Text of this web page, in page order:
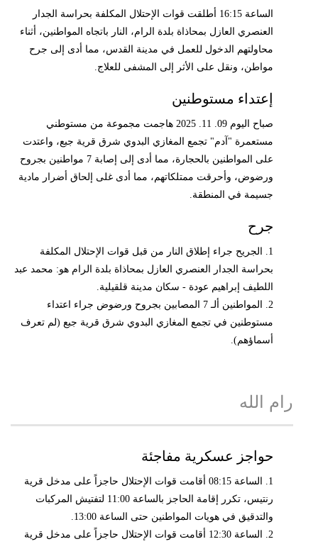
الساعة 16:15 أطلقت قوات الإحتلال المكلفة بحراسة الجدار
العنصري العازل بمحاذاة بلدة الرام، النار باتجاه المواطنين، أثناء
محاولتهم الدخول للعمل في مدينة القدس، مما أدى إلى جرح
مواطن، ونقل على الأثر إلى المشفى للعلاج.
إعتداء مستوطنين
صباح اليوم 09. 11. 2025 هاجمت مجموعة من مستوطني
مستعمرة "آدم" تجمع المغازي البدوي شرق قرية جبع، واعتدت
على المواطنين بالحجارة، مما أدى إلى إصابة 7 مواطنين بجروح
ورضوض، وأحرقت ممتلكاتهم، مما أدى غلى إلحاق أضرار مادية
جسيمة في المنطقة.
جرح
1. الجريح جراء إطلاق النار من قبل قوات الإحتلال المكلفة
بحراسة الجدار العنصري العازل بمحاذاة بلدة الرام هو: محمد عبد
اللطيف إبراهيم عودة - سكان مدينة قلقيلية.
2. المواطنين ألـ 7 المصابين بجروح ورضوض جراء اعتداء
مستوطنين في تجمع المغازي البدوي شرق قرية جبع (لم تعرف
أسماؤهم).
رام الله
حواجز عسكرية مفاجئة
1. الساعة 08:15 أقامت قوات الإحتلال حاجزاً على مدخل قرية
رنتيس، تكرر إقامة الحاجز بالساعة 11:00 لتفتيش المركبات
والتدقيق في هويات المواطنين حتى الساعة 13:00.
2. الساعة 12:30 أقامت قوات الإحتلال حاجزاً على مدخل قرية